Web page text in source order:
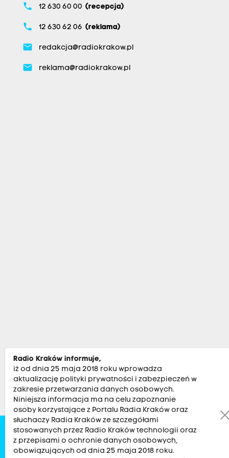
phone 12 630 60 00 (recepcja)
phone 12 630 62 06 (reklama)
email redakcja@radiokrakow.pl
email reklama@radiokrakow.pl
Zobacz Kultura Sport Muzyka Audycje
Radio Kraków informuje,
iż od dnia 25 maja 2018 roku wprowadza
aktualizację polityki prywatności i zabezpieczeń w
zakresie przetwarzania danych osobowych.
Niniejsza informacja ma na celu zapoznanie
osoby korzystające z Portalu Radia Kraków oraz
słuchaczy Radia Kraków ze szczegółami
stosowanych przez Radio Kraków technologii oraz
z przepisami o ochronie danych osobowych,
obowiązujących od dnia 25 maja 2018 roku.